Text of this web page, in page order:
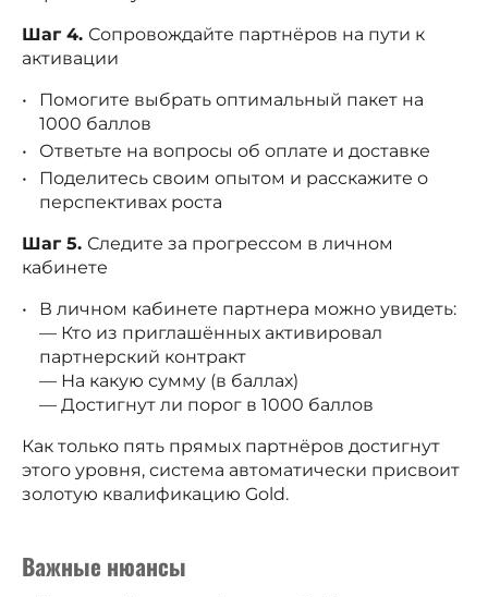
Шаг 4. Сопровождайте партнёров на пути к
активации
Помогите выбрать оптимальный пакет на
1000 баллов
Ответьте на вопросы об оплате и доставке
Поделитесь своим опытом и расскажите о
перспективах роста
Шаг 5. Следите за прогрессом в личном
кабинете
В личном кабинете партнера можно увидеть:
— Кто из приглашённых активировал
партнерский контракт
— На какую сумму (в баллах)
— Достигнут ли порог в 1000 баллов
Как только пять прямых партнёров достигнут
этого уровня, система автоматически присвоит
золотую квалификацию Gold.
Важные нюансы